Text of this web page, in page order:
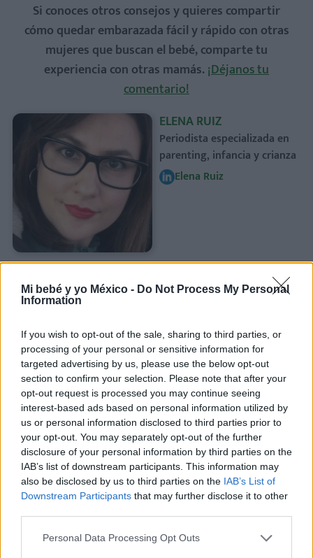
Mi bebé y yo México - Do Not Process My Personal
Information
If you wish to opt-out of the sale, sharing to third parties, or
processing of your personal or sensitive information for
targeted advertising by us, please use the below opt-out
section to confirm your selection. Please note that after your
opt-out request is processed you may continue seeing
interest-based ads based on personal information utilized by
us or personal information disclosed to third parties prior to
your opt-out. You may separately opt-out of the further
disclosure of your personal information by third parties on the
IAB’s list of downstream participants. This information may
also be disclosed by us to third parties on the IAB’s List of
Downstream Participants that may further disclose it to other
Personal Data Processing Opt Outs
Si conoces otros consejos y quieres compartir
cómo quedar embarazada fácil y rápido con otras
mujeres que buscan el bebé, comparte tu
experiencia con otras mamás. ¡Déjanos tu
comentario!
ELENA RUIZ
Periodista especializada en
parenting, infancia y crianza
Elena Ruiz
Te puede interesar…
Carga mental y corresponsabilidad en la crianza: